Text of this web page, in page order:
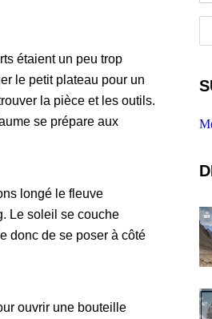
étaient un peu trop
le petit plateau pour un
la pièce et les outils.
se prépare aux
longé le fleuve
Le soleil se couche
donc de se poser à côté
ouvrir une bouteille